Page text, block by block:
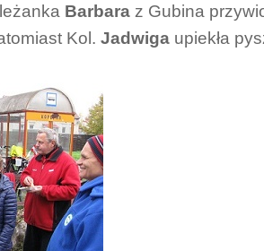
Barbara z Gubina
Kol. Jadwiga upiekła